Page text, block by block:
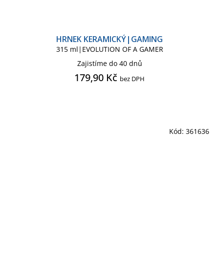
HRNEK KERAMICKÝ|GAMING
315 ml|EVOLUTION OF A GAMER
Zajistíme do 40 dnů
179,90 Kč bez DPH
Kód: 361636